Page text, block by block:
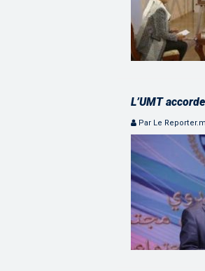
L’UMT
Par Le